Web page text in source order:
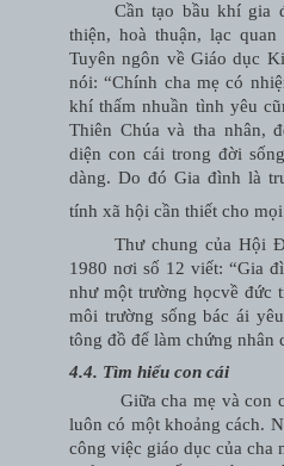
Cần tạo bầu khí gia
thiện, hoà thuận, lạc
Tuyên ngôn về Giáo dục
nói: “Chính cha mẹ có
khí thấm nhuần tình yêu
Thiên Chúa và tha nhân,
diện con cái trong đời
dàng. Do đó Gia đình là
tính xã hội cần thiết cho
Thư chung của Hội
1980 nơi số 12 viết: “Gia
như một trường họcvề đức
môi trường sống bác ái yêu
tông đồ để làm chứng nhân
4.4. Tìm hiểu con cái
Giữa cha mẹ và con
luôn có một khoảng cách.
công việc giáo dục của cha